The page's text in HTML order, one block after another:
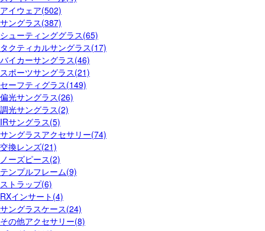
アイウェア(502)
サングラス(387)
シューティンググラス(65)
タクティカルサングラス(17)
バイカーサングラス(46)
スポーツサングラス(21)
セーフティグラス(149)
偏光サングラス(26)
調光サングラス(2)
IRサングラス(5)
サングラスアクセサリー(74)
交換レンズ(21)
ノーズピース(2)
テンプルフレーム(9)
ストラップ(6)
RXインサート(4)
サングラスケース(24)
その他アクセサリー(8)